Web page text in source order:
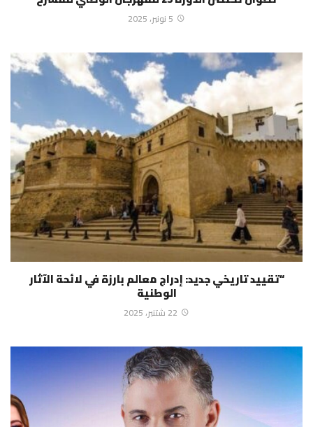
5 نونبر، 2025
“تقييد تاريخي جديد: إدراج معالم بارزة في لائحة الآثار
الوطنية
22 شتنبر، 2025